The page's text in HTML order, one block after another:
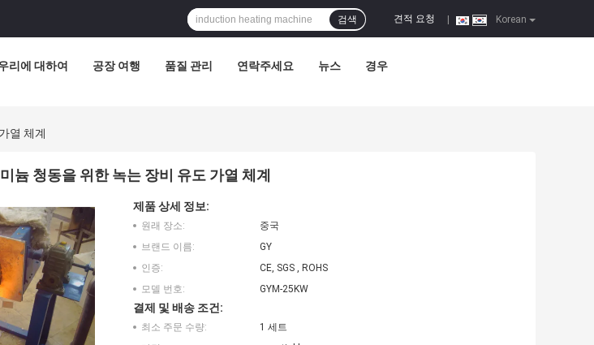
Korean
견적 요청
검색
리에 대하여 공장 여행 품질 관리 연락주세요 뉴스 경우
열 체계
늄 청동을 위한 녹는 장비 유도 가열 체계
제품 상세 정보:
원래 장소:
중국
브랜드 이름:
GY
인증:
CE, SGS , ROHS
모델 번호:
GYM-25KW
결제 및 배송 조건:
최소 주문 수량:
1 세트